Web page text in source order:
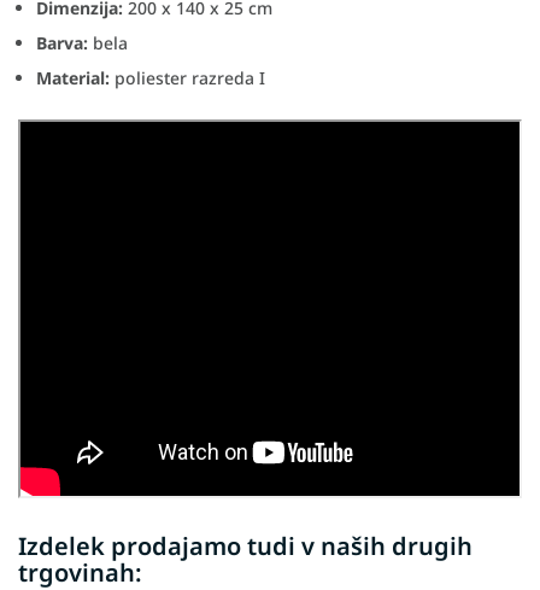
Dimenzija: 200 x 140 x 25 cm
Barva: bela
Material: poliester razreda I
Izdelek prodajamo tudi v naših drugih
trgovinah: